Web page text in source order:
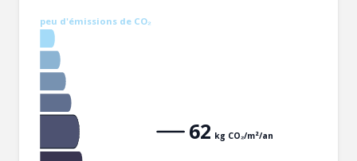
peu d'émissions de CO₂
62 kg CO₂/m²/an